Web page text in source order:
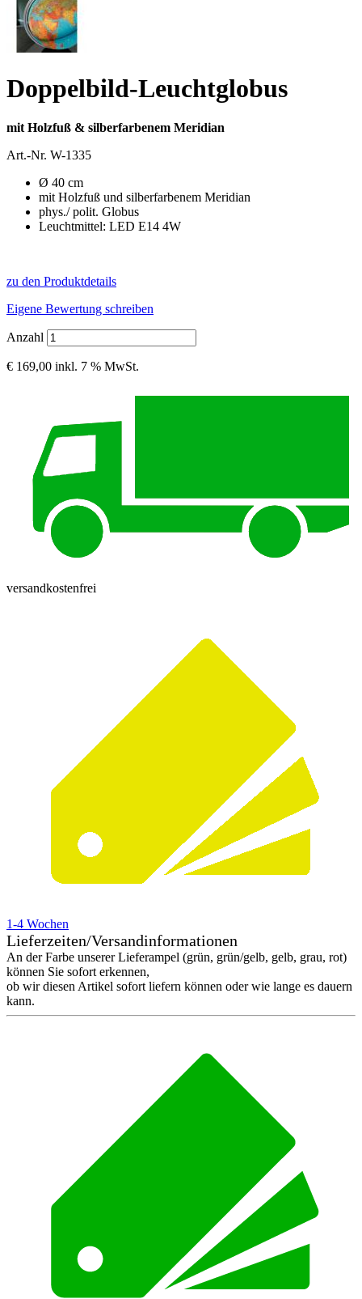
Doppelbild-Leuchtglobus
mit Holzfuß & silberfarbenem Meridian
Art.-Nr. W-1335
Ø 40 cm
mit Holzfuß und silberfarbenem Meridian
phys./ polit. Globus
Leuchtmittel: LED E14 4W
zu den Produktdetails
Eigene Bewertung schreiben
Anzahl
€ 169,00 inkl. 7 % MwSt.
versandkostenfrei
1-4 Wochen
Lieferzeiten/Versandinformationen
An der Farbe unserer Lieferampel (grün, grün/gelb, gelb, grau, rot)
können Sie sofort erkennen,
ob wir diesen Artikel sofort liefern können oder wie lange es dauern
kann.